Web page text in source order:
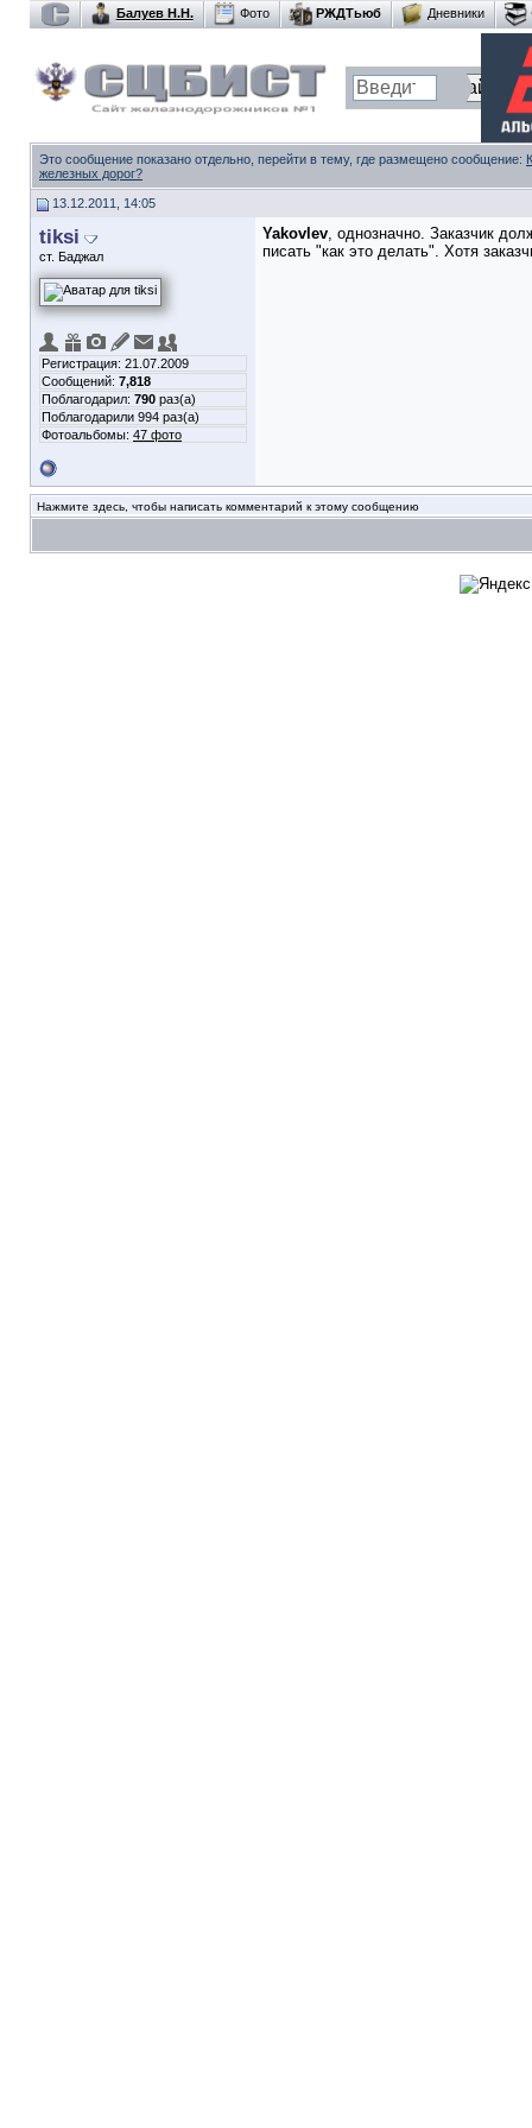
Балуев Н.Н. Фото РЖДТьюб Дневники
Это сообщение показано отдельно, перейти в тему, где размещено сообщение:
железных дорог?
13.12.2011, 14:05
tiksi
ст. Баджал
Регистрация: 21.07.2009
Сообщений: 7,818
Поблагодарил: 790 раз(а)
Поблагодарили 994 раз(а)
Фотоальбомы: 47 фото
Yakovlev, однозначно. Заказчик
писать "как это делать". Хотя
Нажмите здесь, чтобы написать комментарий к этому сообщению